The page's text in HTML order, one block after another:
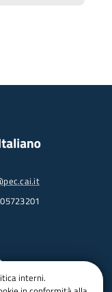
interni.